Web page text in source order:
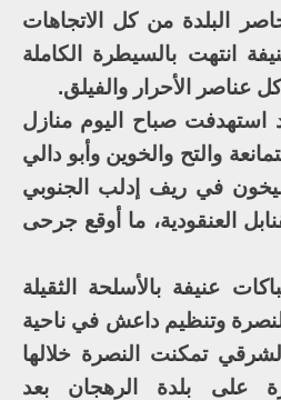
البلدة من كل الاتجاهات
انتهت بالسيطرة الكاملة
عناصر الأحرار والفيلق.
استهدفت صباح اليوم منازل
والتح والخوين وأبو دالي
في ريف إدلب الجنوبي
العنقودية، ما أوقع جرحى
عنيفة بالأسلحة الثقيلة
وتنظيم داعش في ناحية
تمكنت النصرة خلالها
على بلدة الرهجان بعد